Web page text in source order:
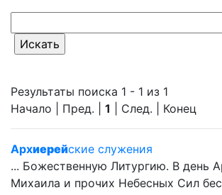
Результаты поиска 1 - 1 из 1
Начало | Пред. | 1 | След. | Конец
Архиерейские служения
... Божественную Литургию. В день
Михаила и прочих Небесных Сил